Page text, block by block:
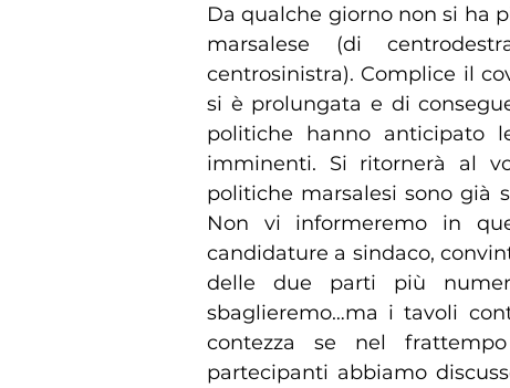
Da qualche giorno non si ha
marsalese (di
centrosinistra). Complice il
si è prolungata e di
politiche hanno anticipato
imminenti. Si ritornerà al
politiche marsalesi sono già
Non vi informeremo in
candidature a sindaco,
delle due parti più
sbaglieremo…ma i tavoli
contezza se nel
partecipanti abbiamo